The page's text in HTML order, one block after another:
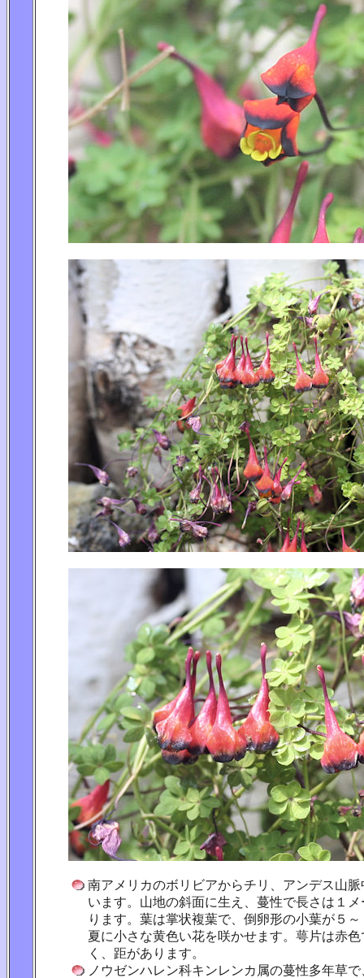
南アメリカのボリビアからチリ、アンデス山
います。山地の斜面に生え、蔓性で長さは１
ります。葉は掌状複葉で、倒卵形の小葉が５
夏に小さな黄色い花を咲かせます。萼片は赤
く、距があります。
ノウゼンハレン科キンレンカ属の蔓性多年草